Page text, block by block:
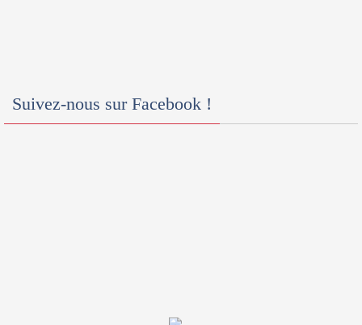
Suivez-nous sur Facebook !